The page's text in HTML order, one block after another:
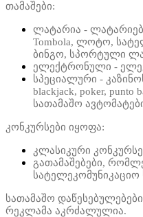
თამაშები:
ლატარია -
Tombola, ლოტო,
ბინგო, სპორტული
ელექტრონული -
სპეციალური -
blackjack, poker, punto
სათამაშო
კონკურსები იყოფა:
კლასიკური
გათამაშებები,
სატელეკომუნიკაციო
სათამაშო
რეკლამა აკრძალულია.